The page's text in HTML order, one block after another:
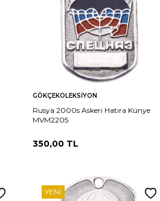
Sepete
Ekle
GÖKÇEKOLEKSIYON
Rusya 2000s Askeri Hatıra Künye
MVM2205
350,00 TL
YENI